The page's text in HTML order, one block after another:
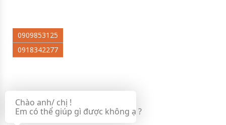
0909853125
0918342277
Chào anh/ chị !
Em có thể giúp gì được không ạ ?